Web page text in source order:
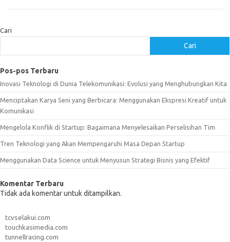
Cari
Cari
Pos-pos Terbaru
Inovasi Teknologi di Dunia Telekomunikasi: Evolusi yang Menghubungkan Kita
Menciptakan Karya Seni yang Berbicara: Menggunakan Ekspresi Kreatif untuk
Komunikasi
Mengelola Konflik di Startup: Bagaimana Menyelesaikan Perselisihan Tim
Tren Teknologi yang Akan Mempengaruhi Masa Depan Startup
Menggunakan Data Science untuk Menyusun Strategi Bisnis yang Efektif
Komentar Terbaru
Tidak ada komentar untuk ditampilkan.
tcvselakui.com
touchkasimedia.com
tunnellracing.com